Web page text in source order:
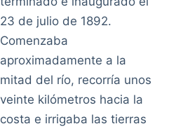
23 de julio de 1892.
Comenzaba
aproximadamente a la
mitad del río, recorría unos
veinte kilómetros hacia la
costa e irrigaba las tierras